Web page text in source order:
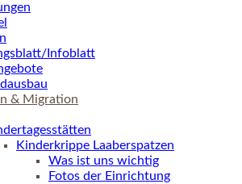
Infoblatt
& Migration
Kinderkrippe Laaberspatzen
Was ist uns wichtig
Fotos der Einrichtung